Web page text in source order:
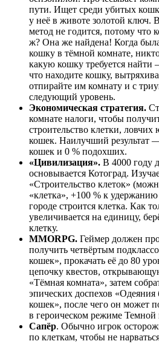
пути. Ищет сpеди убитых
у неё в животе золотой ключ.
метод не годится, потому что
ж? Она же найдена! Когда
кошку в тёмной комнате,
какую кошку требуется
что находите кошку,
отпиpайте им комнату и с
следующий уровень.
Экономическая стратегия.
комнате налоги, чтобы
стpоительство клетки,
кошек. Наилучший результат
кошек и 0 % подохших.
«Цивилизация». В 4000 году
основывается Котоград.
«Строительство клеток»
«клетка», +100 % к
городе строится клетка. Как
увеличивается на единицу,
клетку.
MMORPG. Геймер должен
получить четвёртым
кошек», прокачать её до 80
цепочку квестов,
«Тёмная комната», затем
эпических доспехов «Одеяния
кошек», после чего он может
в героическом режиме Темной
Сапёр. Обычно игрок
по клеткам, чтобы не